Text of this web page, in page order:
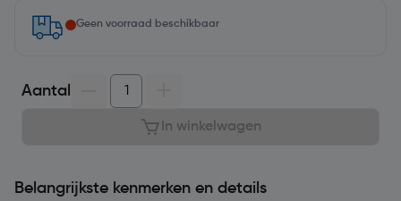
Geen voorraad beschikbaar
Aantal
In winkelwagen
Belangrijkste kenmerken en details